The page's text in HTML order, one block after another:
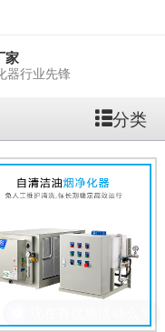
家
器行业先锋
分类